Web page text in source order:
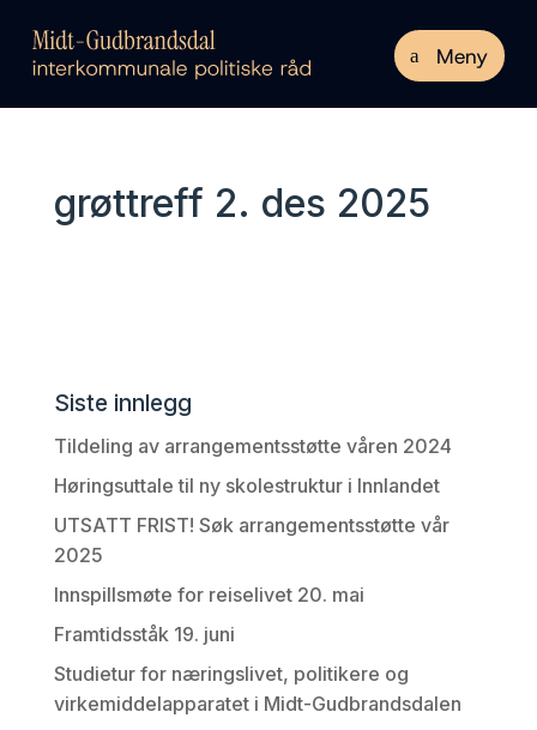
Meny
grøttreff 2. des 2025
Siste innlegg
Tildeling av arrangementsstøtte våren 2024
Høringsuttale til ny skolestruktur i Innlandet
UTSATT FRIST! Søk arrangementsstøtte vår
2025
Innspillsmøte for reiselivet 20. mai
Framtidsståk 19. juni
Studietur for næringslivet, politikere og
virkemiddelapparatet i Midt-Gudbrandsdalen